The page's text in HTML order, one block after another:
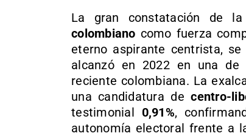
La gran constatación de
colombiano como fuerza
eterno aspirante centrista,
alcanzó en 2022 en una
reciente colombiana. La
una candidatura decentro-
testimonial 0,91%,
autonomía electoral frente a